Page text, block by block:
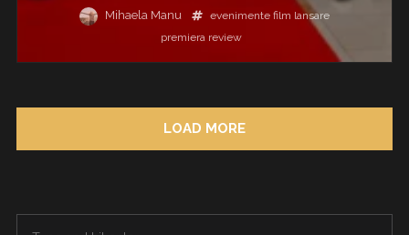
Mihaela Manu evenimente film lansare
premiera review
LOAD MORE